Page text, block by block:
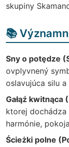
skupiny
📚
Sny o potędze
ovplyvnený
oslavujúca silu
Gałąź kwitnąca
ktorej dochádza
harmónie,
Ścieżki polne